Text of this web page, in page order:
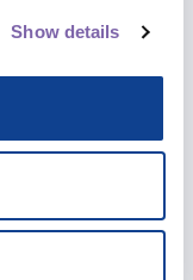
Show details
insights,
and